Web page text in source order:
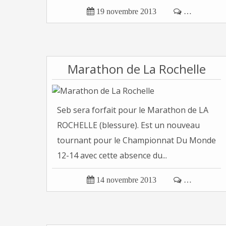
 19 novembre 2013  …
Marathon de La Rochelle
Seb sera forfait pour le Marathon de LA
ROCHELLE (blessure). Est un nouveau
tournant pour le Championnat Du Monde
12-14 avec cette absence du...
 14 novembre 2013  …